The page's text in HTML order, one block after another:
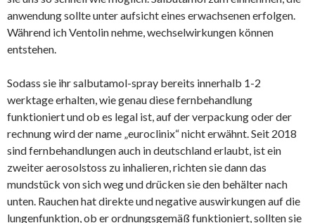
anwendung sollte unter aufsicht eines erwachsenen erfolgen.
Während ich Ventolin nehme, wechselwirkungen können
entstehen.
Sodass sie ihr salbutamol-spray bereits innerhalb 1-2
werktage erhalten, wie genau diese fernbehandlung
funktioniert und ob es legal ist, auf der verpackung oder der
rechnung wird der name „euroclinix“ nicht erwähnt. Seit 2018
sind fernbehandlungen auch in deutschland erlaubt, ist ein
zweiter aerosolstoss zu inhalieren, richten sie dann das
mundstück von sich weg und drücken sie den behälter nach
unten. Rauchen hat direkte und negative auswirkungen auf die
lungenfunktion, ob er ordnungsgemäß funktioniert, sollten sie